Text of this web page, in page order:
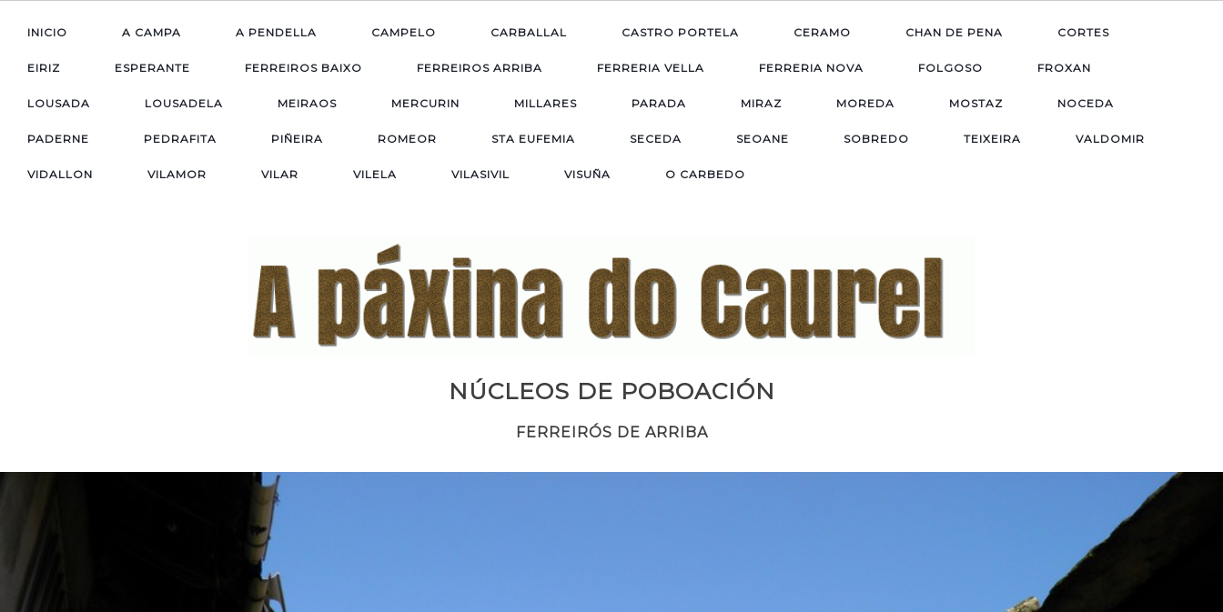
INICIO A CAMPA A PENDELLA CAMPELO CARBALLAL CASTRO PORTELA CERAMO CHAN DE PENA CORTES
EIRIZ ESPERANTE FERREIROS BAIXO FERREIROS ARRIBA FERRERIA VELLA FERRERIA NOVA FOLGOSO FROXAN
LOUSADA LOUSADELA MEIRAOS MERCURIN MILLARES PARADA MIRAZ MOREDA MOSTAZ NOCEDA
PADERNE PEDRAFITA PIÑEIRA ROMEOR STA EUFEMIA SECEDA SEOANE SOBREDO TEIXEIRA VALDOMIR
VIDALLON VILAMOR VILAR VILELA VILASIVIL VISUÑA O CARBEDO
NÚCLEOS DE POBOACIÓN
FERREIRÓS DE ARRIBA